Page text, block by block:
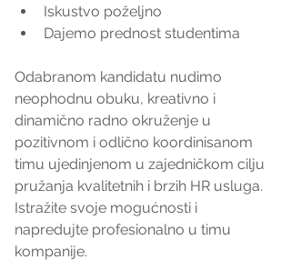
Iskustvo poželjno
Dajemo prednost studentima
Odabranom kandidatu nudimo
neophodnu obuku, kreativno i
dinamično radno okruženje u
pozitivnom i odlično koordinisanom
timu ujedinjenom u zajedničkom cilju
pružanja kvalitetnih i brzih HR usluga.
Istražite svoje mogućnosti i
napredujte profesionalno u timu
kompanije.